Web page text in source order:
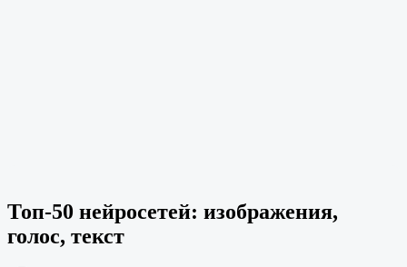
Топ-50 нейросетей: изображения,
голос, текст